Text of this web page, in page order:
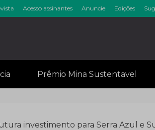
Acesso assinantes Anuncie Edições
Prêmio Mina Sustentavel
investimento para Serra Azul e